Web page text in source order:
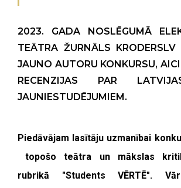
2023. GADA NOSLĒGUMĀ
TEĀTRA ŽURNĀLS KRODERSLV
JAUNO AUTORU KONKURSU,
RECENZIJAS PAR
JAUNIESTUDĒJUMIEM.
Piedāvājam lasītāju uzmanībai
topošo teātra un mākslas
rubrikā "Students VĒRTĒ".